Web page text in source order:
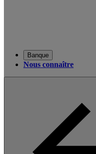
Banque
Nous connaître